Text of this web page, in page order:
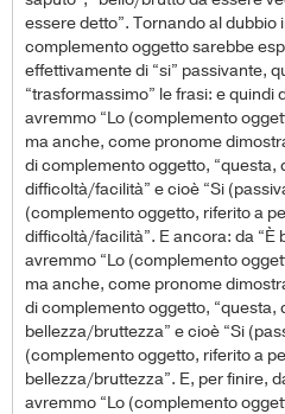
essere detto”. Tornando al dubbio
complemento oggetto sarebbe
effettivamente di “si” passivante,
“trasformassimo” le frasi: e quindi
avremmo “Lo (complemento
ma anche, come pronome
di complemento oggetto, “questa,
difficoltà/facilità” e cioè “Si
(complemento oggetto, riferito a
difficoltà/facilità”. E ancora: da “È
avremmo “Lo (complemento
ma anche, come pronome
di complemento oggetto, “questa,
bellezza/bruttezza” e cioè “Si
(complemento oggetto, riferito a
bellezza/bruttezza”. E, per finire,
avremmo “Lo (complemento